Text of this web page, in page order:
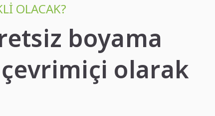
OLACAK?
boyama
çevrimiçi olarak